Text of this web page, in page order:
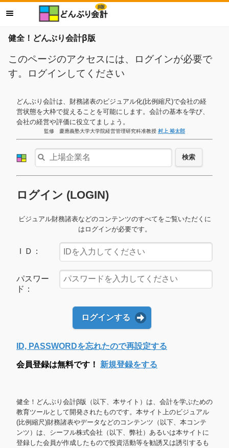
健全！どんぶり会計β版
このページのアクセスには、ログインが必要で
す。ログインしてください
どんぶり会計は、財務諸表のビジュアル化(比例縮尺)で会社の経
営状態を大枠で捉えることを可能にします。会計の基本を学び、
会社の経営や評価に役立てましょう。
監修 慶應義塾大学大学院経営管理研究科准教授 村上 裕太郎
検索
ログイン (LOGIN)
ビジュアル財務諸表などのコンテンツのすべてをご覧いただくに
はログインが必要です。
ＩＤ：
パスワー
ド：
ログインする
ID, PASSWORDを忘れたので再設定する
会員登録は無料です！ 新規登録をする
健全！どんぶり会計β版（以下、本サイト）は、会計を学ぶための
教育ツールとして開発されたものです。本サイト上のビジュアル
(比例縮尺)財務諸表やデータなどのコンテンツ（以下、本コンテ
ンツ）は、シーフル株式会社（以下、弊社）あるいは本サイトに
登録した会員が作成したもので投資活動等を勧誘又は誘引するも